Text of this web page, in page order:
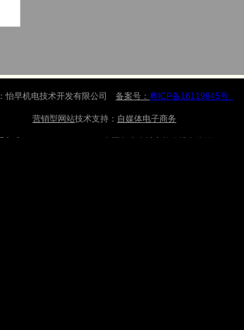
出租德国维特根全系列铣刨机：W2100铣刨机、W2000铣刨
。专业承接：厂房车间地坪铣刨施工；隧道仰拱及找平层铣
施工；沥青路面养护铣刨；精铣刨；桥面精铣刨；沥青面层精
怡早机电技术开发有限公司 备案号： 粤ICP备16119845号
营销型网站技术支持： 自媒体电子商务